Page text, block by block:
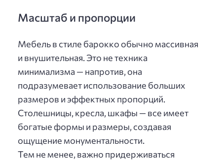
Масштаб и пропорции
Мебель в стиле барокко обычно массивная
и внушительная. Это не техника
минимализма — напротив, она
подразумевает использование больших
размеров и эффектных пропорций.
Столешницы, кресла, шкафы — все имеет
богатые формы и размеры, создавая
ощущение монументальности.
Тем не менее, важно придерживаться